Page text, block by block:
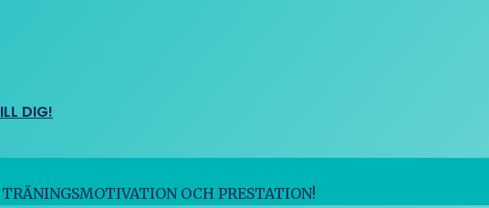
DIG!
OCH PRESTATION!